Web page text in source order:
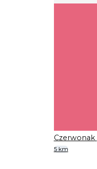
Czerwonak
5 km